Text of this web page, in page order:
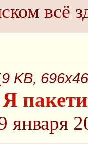
всё
9 KB,
Я
января